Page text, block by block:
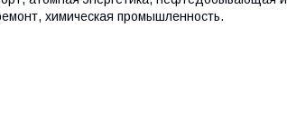
химическая промышленность.